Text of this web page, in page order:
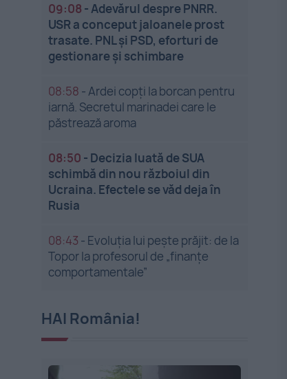
09:08 -Adevărul despre PNRR.
USR a conceput jaloanele prost
trasate. PNL și PSD, eforturi de
gestionare și schimbare
08:58 -Ardei copți la borcan pentru
iarnă. Secretul marinadei care le
păstrează aroma
08:50 - Decizia luată de SUA
schimbă din nou războiul din
Ucraina. Efectele se văd deja în
Rusia
08:43 - Evoluția lui pește prăjit: de la
Topor la profesorul de „finanțe
comportamentale”
HAI România!